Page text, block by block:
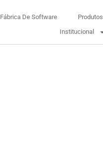
Fábrica De Software
Produtos
Institucional